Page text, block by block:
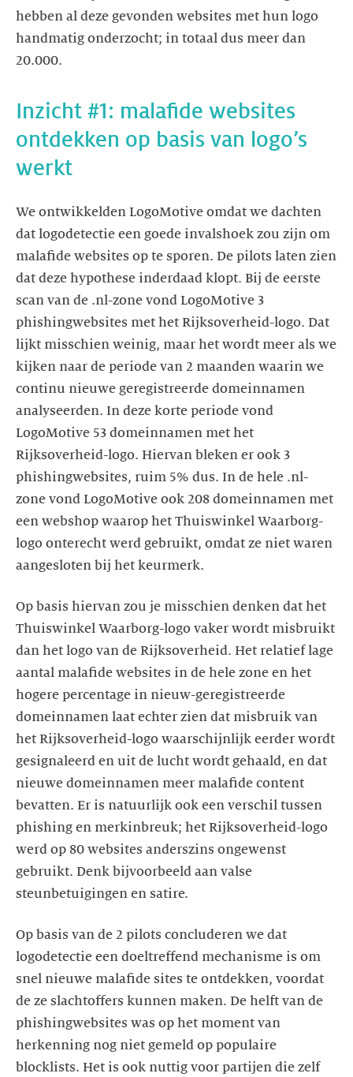
hebben al deze gevonden websites met hun logo
handmatig onderzocht; in totaal dus meer dan
Inzicht #1: malafide websites
ontdekken op basis van logo’s
We ontwikkelden LogoMotive omdat we dachten
dat logodetectie een goede invalshoek zou zijn om
malafide websites op te sporen. De pilots laten zien
dat deze hypothese inderdaad klopt. Bij de eerste
scan van de .nl-zone vond LogoMotive 3
phishingwebsites met het Rijksoverheid-logo. Dat
lijkt misschien weinig, maar het wordt meer als we
kijken naar de periode van 2 maanden waarin we
continu nieuwe geregistreerde domeinnamen
analyseerden. In deze korte periode vond
LogoMotive 53 domeinnamen met het
Rijksoverheid-logo. Hiervan bleken er ook 3
phishingwebsites, ruim 5% dus. In de hele .nl-
zone vond LogoMotive ook 208 domeinnamen met
een webshop waarop het Thuiswinkel Waarborg-
logo onterecht werd gebruikt, omdat ze niet waren
Op basis hiervan zou je misschien denken dat het
Thuiswinkel Waarborg-logo vaker wordt misbruikt
dan het logo van de Rijksoverheid. Het relatief lage
aantal malafide websites in de hele zone en het
hogere percentage in nieuw-geregistreerde
domeinnamen laat echter zien dat misbruik van
het Rijksoverheid-logo waarschijnlijk eerder wordt
gesignaleerd en uit de lucht wordt gehaald, en dat
nieuwe domeinnamen meer malafide content
bevatten. Er is natuurlijk ook een verschil tussen
phishing en merkinbreuk; het Rijksoverheid-logo
werd op 80 websites anderszins ongewenst
gebruikt. Denk bijvoorbeeld aan valse
Op basis van de 2 pilots concluderen we dat
logodetectie een doeltreffend mechanisme is om
snel nieuwe malafide sites te ontdekken, voordat
de ze slachtoffers kunnen maken. De helft van de
phishingwebsites was op het moment van
herkenning nog niet gemeld op populaire
blocklists. Het is ook nuttig voor partijen die zelf